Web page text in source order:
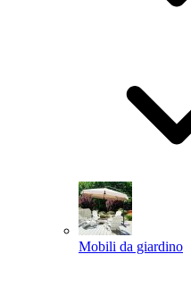
Mobili da giardino